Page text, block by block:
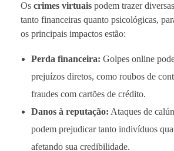
Os crimes virtuais podem trazer
tanto financeiras quanto psicológicas,
os principais impactos estão:
Perda financeira: Golpes online
prejuízos diretos, como roubos de
fraudes com cartões de crédito.
Danos à reputação: Ataques de
podem prejudicar tanto indivíduos
afetando sua credibilidade.